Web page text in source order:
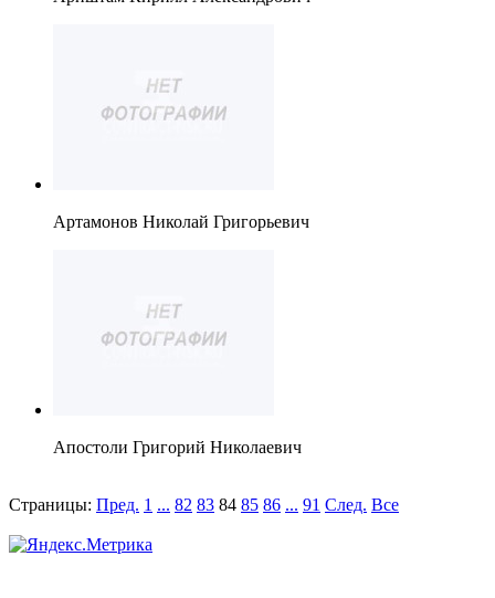
Артамонов Николай Григорьевич
Апостоли Григорий Николаевич
Страницы: Пред. 1 ... 82 83 84 85 86 ... 91 След. Все